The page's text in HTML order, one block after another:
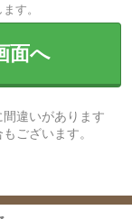
す。
面へ
違いがあります
ございます。